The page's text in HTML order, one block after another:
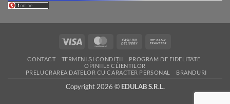
Visa MasterCardCash
Delivery
CONTACT TERMENI ȘI CONDIȚII
PROGRAM DE FIDELITATE
OPINIILE CLIENTILOR
PRELUCRAREA DATELOR CU CARACTER PERSONAL
BRANDURI
Copyright 2026 © EDULAB S.R.L.